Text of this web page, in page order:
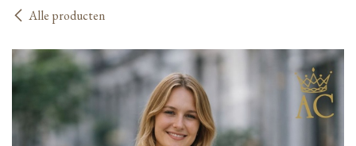
Alle producten